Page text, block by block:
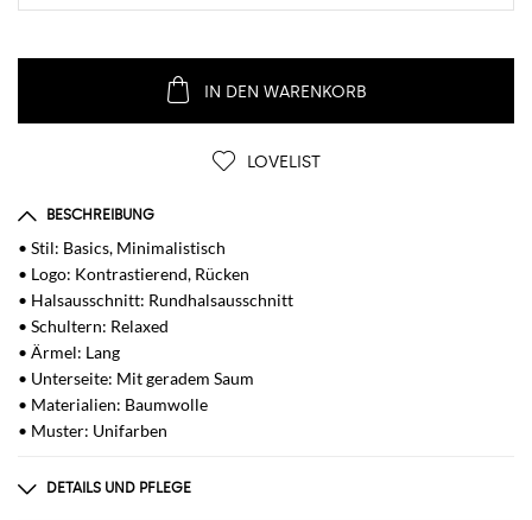
IN DEN WARENKORB
LOVELIST
BESCHREIBUNG
• Stil: Basics, Minimalistisch
• Logo: Kontrastierend, Rücken
• Halsausschnitt: Rundhalsausschnitt
• Schultern: Relaxed
• Ärmel: Lang
• Unterseite: Mit geradem Saum
• Materialien: Baumwolle
• Muster: Unifarben
DETAILS UND PFLEGE